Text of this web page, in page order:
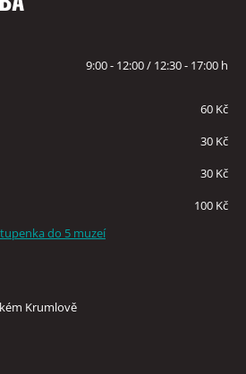
9:00 - 12:00 / 12:30 - 17:00 h
60 Kč
30 Kč
30 Kč
100 Kč
do 5 muzeí
Krumlově